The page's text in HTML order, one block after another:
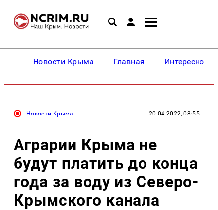
Новости Крыма Главная Интересное
Новости Крыма 20.04.2022, 08:55
Аграрии Крыма не
будут платить до конца
года за воду из Северо-
Крымского канала